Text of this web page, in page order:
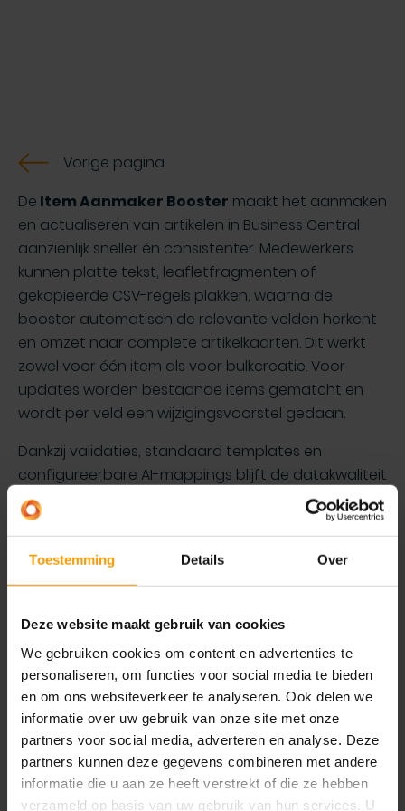
Toestemming Details Over
Deze website maakt gebruik van cookies
We gebruiken cookies om content en advertenties te
personaliseren, om functies voor social media te bieden
en om ons websiteverkeer te analyseren. Ook delen we
informatie over uw gebruik van onze site met onze
partners voor social media, adverteren en analyse. Deze
partners kunnen deze gegevens combineren met andere
informatie die u aan ze heeft verstrekt of die ze hebben
verzameld op basis van uw gebruik van hun services. U
Vorige pagina
De Item Aanmaker Booster maakt het aanmaken
en actualiseren van artikelen in Business Central
aanzienlijk sneller én consistenter. Medewerkers
kunnen platte tekst, leafletfragmenten of
gekopieerde CSV-regels plakken, waarna de
booster automatisch de relevante velden herkent
en omzet naar complete artikelkaarten. Dit werkt
zowel voor één item als voor bulkcreatie. Voor
updates worden bestaande items gematcht en
wordt per veld een wijzigingsvoorstel gedaan.
Dankzij validaties, standaard templates en
configureerbare AI-mappings blijft de datakwaliteit
hoog en worden fouten uit handmatige invoer tot
een minimum beperkt. De booster is ontworpen om
gebruiksvriendelijk te maken.
Artikelen creëren vanuit platte tekst of
meerdere CSV-regels (single of bulk)
Bestaande artikelen bijwerken via een geplakte
tekst of CSV-data
AI automatisch velden laten extraheren zoals
artikelnummer, omschrijving, eenheid,
categorie, leverancier, EAN, kosten/prijs (indien